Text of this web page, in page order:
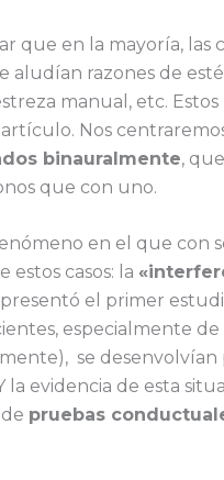
que en la mayoría, las
aludían razones de
manual, etc.
Nos
binauralmente,
que con uno.
en el que con
estos casos: la
presentó el primer
especialmente de
se desenvolvían
evidencia de esta
pruebas